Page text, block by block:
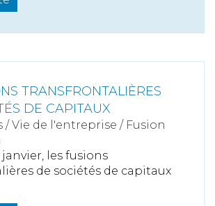
TRANSFRONTALIÈRES
DE CAPITAUX
/Vie de l'entreprise / Fusion
les fusions
de sociétés de capitaux